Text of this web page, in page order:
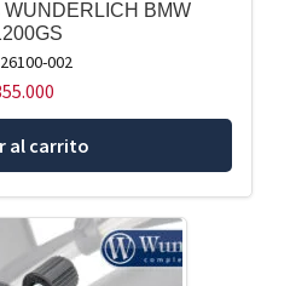
WUNDERLICH BMW
002
al carrito